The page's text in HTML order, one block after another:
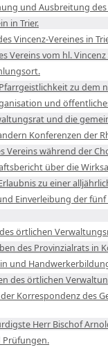
und Ausbreitung des
in Trier.
Vincenz-Vereines in
Vereins vom hl. Vincenz
zu dem
und
und die
Konferenzen der
Vereins während der
über die
zu einer
Einverleibung der
örtlichen
des Provinzialrats in
und
des örtlichen
der Korrespondenz des
Herr Bischof
Prüfungen.